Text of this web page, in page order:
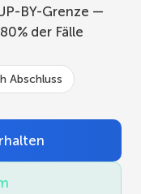
BY-Grenze —
der Fälle
Abschluss